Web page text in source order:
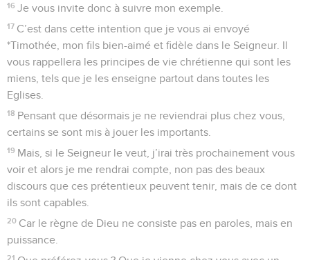
16 Je vous invite donc à suivre mon exemple.
17 C’est dans cette intention que je vous ai envoyé
*Timothée, mon fils bien-aimé et fidèle dans le Seigneur. Il
vous rappellera les principes de vie chrétienne qui sont les
miens, tels que je les enseigne partout dans toutes les
Eglises.
18 Pensant que désormais je ne reviendrai plus chez vous,
certains se sont mis à jouer les importants.
19 Mais, si le Seigneur le veut, j’irai très prochainement vous
voir et alors je me rendrai compte, non pas des beaux
discours que ces prétentieux peuvent tenir, mais de ce dont
ils sont capables.
20 Car le règne de Dieu ne consiste pas en paroles, mais en
puissance.
21